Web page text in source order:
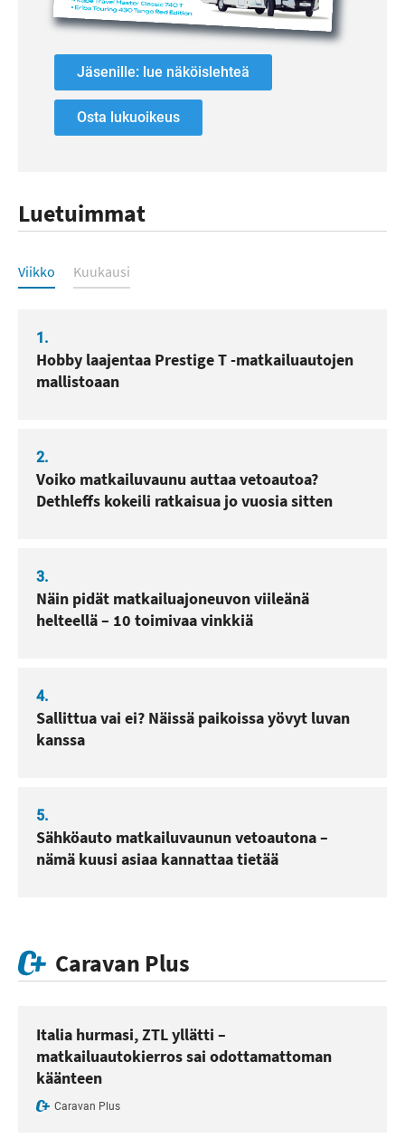
Jäsenille: lue näköislehteä
Osta lukuoikeus
Luetuimmat
Luetuimmat
Viikko Kuukausi
1.
Hobby laajentaa Prestige T -matkailuautojen
mallistoaan
2.
Voiko matkailuvaunu auttaa vetoautoa?
Dethleffs kokeili ratkaisua jo vuosia sitten
3.
Näin pidät matkailuajoneuvon viileänä
helteellä – 10 toimivaa vinkkiä
4.
Sallittua vai ei? Näissä paikoissa yövyt luvan
kanssa
5.
Sähköauto matkailuvaunun vetoautona –
nämä kuusi asiaa kannattaa tietää
Caravan Plus
Italia hurmasi, ZTL yllätti –
matkailuautokierros sai odottamattoman
käänteen
Caravan Plus